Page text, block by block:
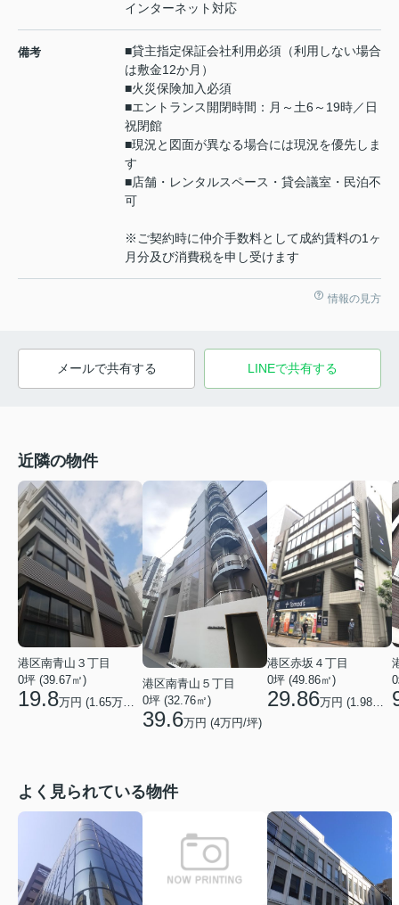
インターネット対応
備考
■貸主指定保証会社利用必須（利用しない場合
は敷金12か月）
■火災保険加入必須
■エントランス開閉時間：月～土6～19時／日
祝閉館
■現況と図面が異なる場合には現況を優先しま
す
■店舗・レンタルスペース・貸会議室・民泊不
可
※ご契約時に仲介手数料として成約賃料の1ヶ
月分及び消費税を申し受けます
情報の見方
メールで共有する LINEで共有する
近隣の物件
港区南青山３丁目
0坪 (39.67㎡)
19.8万円 (1.65万円/坪)
港区南青山５丁目
0坪 (32.76㎡)
39.6万円 (4万円/坪)
港区赤坂４丁目
0坪 (49.86㎡)
29.86万円 (1.98 万
よく見られている物件